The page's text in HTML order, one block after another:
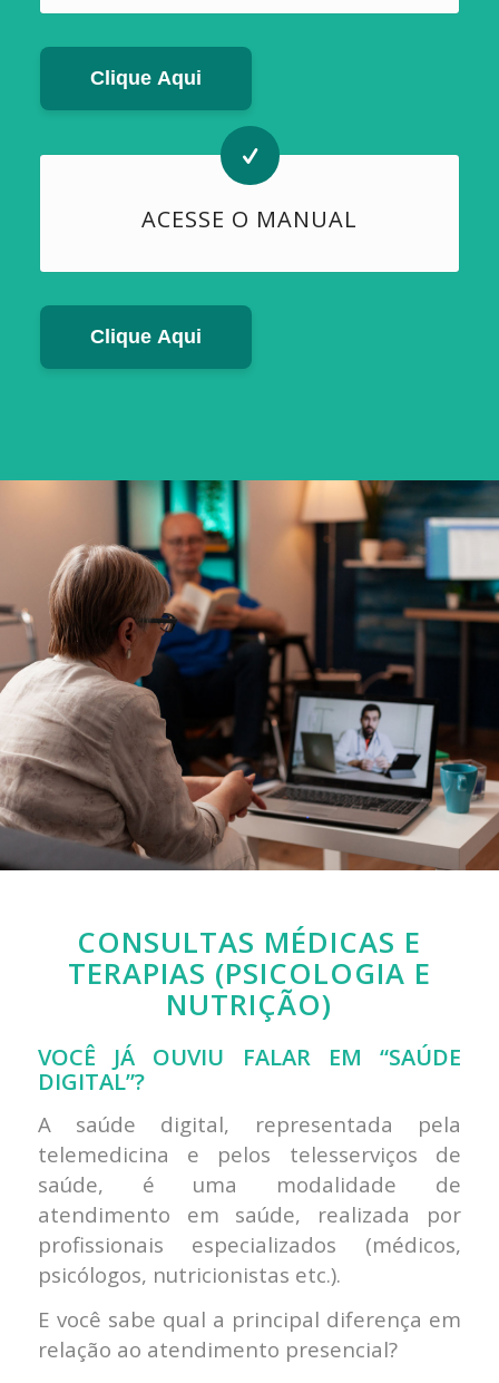
Clique Aqui
ACESSE O MANUAL
Clique Aqui
CONSULTAS MÉDICAS E
TERAPIAS (PSICOLOGIA E
NUTRIÇÃO)
VOCÊ JÁ OUVIU FALAR EM “SAÚDE
DIGITAL”?
A saúde digital, representada pela
telemedicina e pelos telesserviços de
saúde, é uma modalidade de
atendimento em saúde, realizada por
profissionais especializados (médicos,
psicólogos, nutricionistas etc.).
E você sabe qual a principal diferença em
relação ao atendimento presencial?